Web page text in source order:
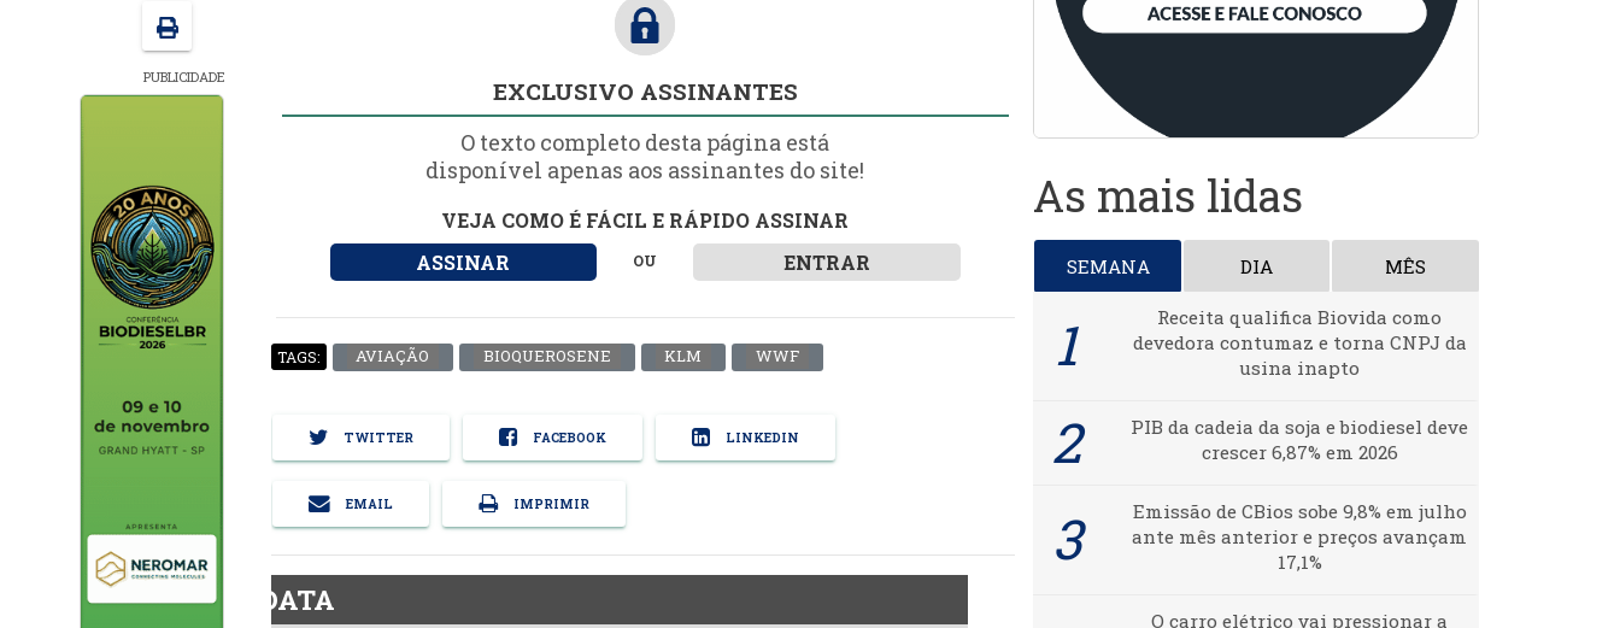
PUBLICIDADE EXCLUSIVO ASSINANTES
O texto completo desta página está
disponível apenas aos assinantes do site!
VEJA COMO É FÁCIL E RÁPIDO ASSINAR
ASSINAR
OU ENTRAR
TAGS: AVIAÇÃO BIOQUEROSENE KLM WWF
TWITTER FACEBOOK LINKEDIN
EMAIL IMPRIMIR
BiodieselDATA
As mais lidas
SEMANA DIA MÊS
Receita qualifica Biovida como
devedora contumaz e torna CNPJ da
usina inapto
PIB da cadeia da soja e biodiesel deve
crescer 6,87% em 2026
Emissão de CBios sobe 9,8% em julho
ante mês anterior e preços avançam
17,1%
O carro elétrico vai pressionar a